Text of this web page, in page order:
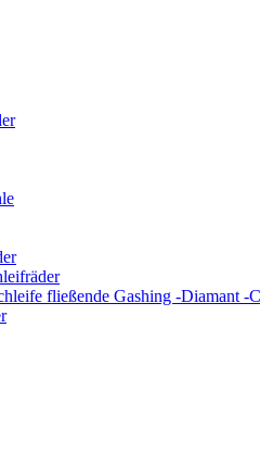
fließende Gashing -Diamant -